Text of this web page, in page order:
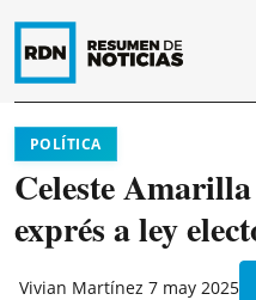
POLÍTICA
Celeste
exprés a ley
Vivian Martínez 7 may 2025